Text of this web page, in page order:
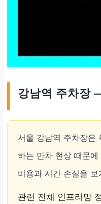
강남역 주차장
서울 강남역 주차장은
하는 만차 현상 때문
비용과 시간 손실을 보
관련 전체 인프라망